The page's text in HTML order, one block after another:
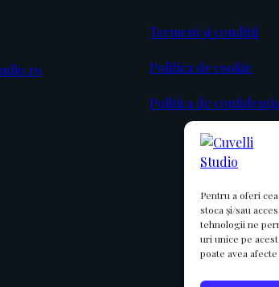
Pentru a oferi
stoca și/sau
tehnologii ne
uri unice pe
poate avea
Termeni și condiții
Politica de cookie
Politica de